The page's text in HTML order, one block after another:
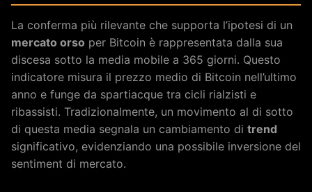
La conferma più rilevante che supporta l’ipotesi di un
mercato orso per Bitcoin è rappresentata dalla sua
discesa sotto la media mobile a 365 giorni. Questo
indicatore misura il prezzo medio di Bitcoin nell’ultimo
anno e funge da spartiacque tra cicli rialzisti e
ribassisti. Tradizionalmente, un movimento al di sotto
di questa media segnala un cambiamento di trend
significativo, evidenziando una possibile inversione del
sentiment di mercato.